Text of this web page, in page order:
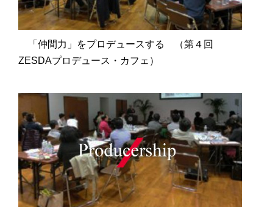
「仲間力」をプロデュースする （第４回
ZESDAプロデュース・カフェ）